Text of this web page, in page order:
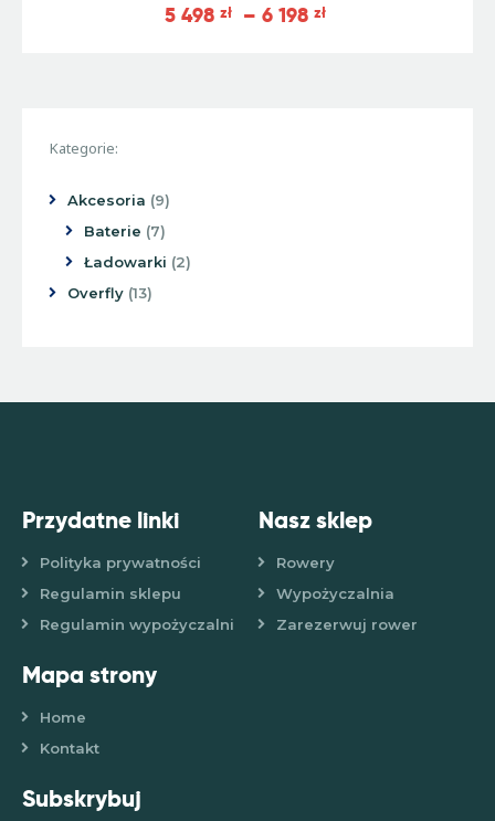
5 498 zł – 6 198 zł
Kategorie:
Akcesoria 9
Baterie
7
Ładowarki
2
Overfly 13
Przydatne linki
Polityka prywatności
Regulamin sklepu
Regulamin wypożyczalni
Nasz sklep
Rowery
Wypożyczalnia
Zarezerwuj rower
Mapa strony
Home
Kontakt
Subskrybuj